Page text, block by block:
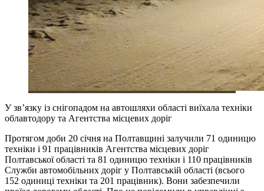
У зв’язку із снігопадом на автошляхи області виїхала техніки
облавтодору та Агентства місцевих доріг
Протягом доби 20 січня на Полтавщині залучили 71 одиницю
техніки і 91 працівників Агентства місцевих доріг
Полтавської області та 81 одиницю техніки і 110 працівників
Служби автомобільних доріг у Полтавській області (всього
152 одиниці техніки та 201 працівник). Вони забезпечили